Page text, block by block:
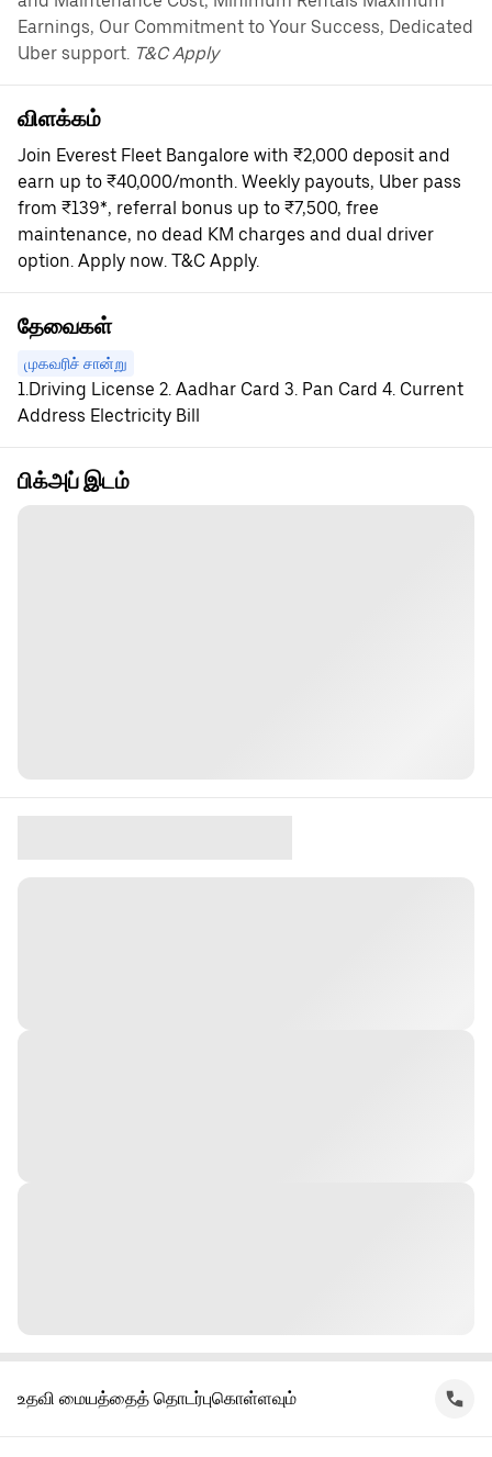
Earnings, Our Commitment to Your Success, Dedicated
Uber support. T&C Apply
விளக்கம்
Join Everest Fleet Bangalore with ₹2,000 deposit and
earn up to ₹40,000/month. Weekly payouts, Uber pass
from ₹139*, referral bonus up to ₹7,500, free
maintenance, no dead KM charges and dual driver
option. Apply now. T&C Apply.
தேவைகள்
முகவரிச் சான்று
1.Driving License 2. Aadhar Card 3. Pan Card 4. Current
Address Electricity Bill
பிக்அப் இடம்
உதவி மையத்தைத் தொடர்புகொள்ளவும்